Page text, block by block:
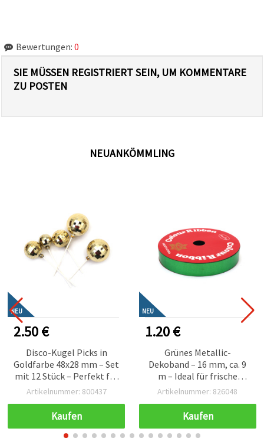
Bewertungen: 0
SIE MÜSSEN REGISTRIERT SEIN, UM KOMMENTARE
ZU POSTEN
NEUANKÖMMLING
€
Disco-Kugel Picks in
48x28 mm – Set
mit 12 Stück – Perfekt für
Party-Deko,
und festliche
Bastelprojekte
Artikelnummer: 800437
Kaufen
1.20 €
Grünes Metallic-
Dekoband – 16 mm, ca. 9
m – Ideal für frische
Blumenarrangements
Geschenkverpacken
Bastelbedarf
Artikelnummer: 826048
Kaufen